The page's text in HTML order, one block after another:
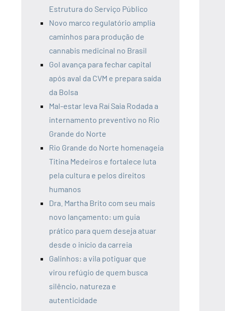
Estrutura do Serviço Público
Novo marco regulatório amplia
caminhos para produção de
cannabis medicinal no Brasil
Gol avança para fechar capital
após aval da CVM e prepara saída
da Bolsa
Mal-estar leva Raí Saia Rodada a
internamento preventivo no Rio
Grande do Norte
Rio Grande do Norte homenageia
Titina Medeiros e fortalece luta
pela cultura e pelos direitos
humanos
Dra. Martha Brito com seu mais
novo lançamento: um guia
prático para quem deseja atuar
desde o início da carreia
Galinhos: a vila potiguar que
virou refúgio de quem busca
silêncio, natureza e
autenticidade